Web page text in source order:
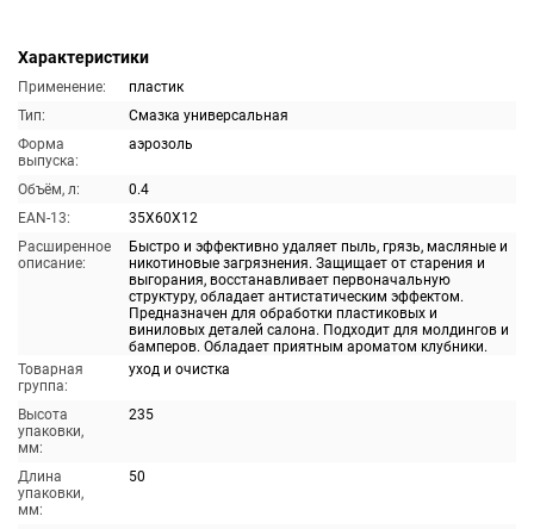
Характеристики
Применение:
пластик
Тип:
Смазка универсальная
Форма
выпуска:
аэрозоль
Объём, л:
0.4
EAN-13:
35X60X12
Расширенное
описание:
Быстро и эффективно удаляет пыль, грязь, масляные и
никотиновые загрязнения. Защищает от старения и
выгорания, восстанавливает первоначальную
структуру, обладает антистатическим эффектом.
Предназначен для обработки пластиковых и
виниловых деталей салона. Подходит для молдингов и
бамперов. Обладает приятным ароматом клубники.
Товарная
группа:
уход и очистка
Высота
упаковки,
мм:
235
Длина
упаковки,
мм:
50